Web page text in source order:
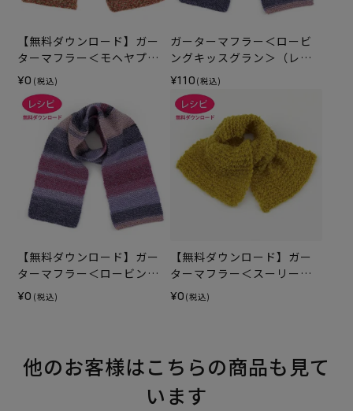
【無料ダウンロード】ガー
ターマフラー＜モヘヤプラ
ネット＞（レシピ）
¥0 (税込)
ガーターマフラー＜ロービ
ングキッスグラン＞（レシ
ピ）
¥110 (税込)
【無料ダウンロード】ガー
ターマフラー＜ロービング
キッスグラン＞（レシピ）
¥0 (税込)
【無料ダウンロード】ガー
ターマフラー＜スーリーア
ルパカテンダー＞（レシ
ピ）
¥0 (税込)
他のお客様はこちらの商品も見て
います